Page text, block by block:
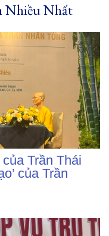
Nhiều Nhất
Trần Thái
của Trần